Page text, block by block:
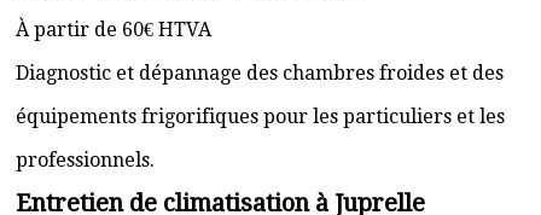
À partir de 60€ HTVA
Diagnostic et dépannage des chambres froides et des
équipements frigorifiques pour les particuliers et les
professionnels.
Entretien de climatisation à Juprelle